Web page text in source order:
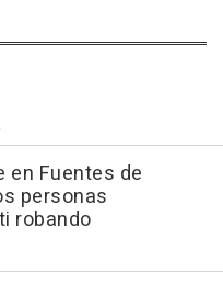
en Fuentes de
personas
robando